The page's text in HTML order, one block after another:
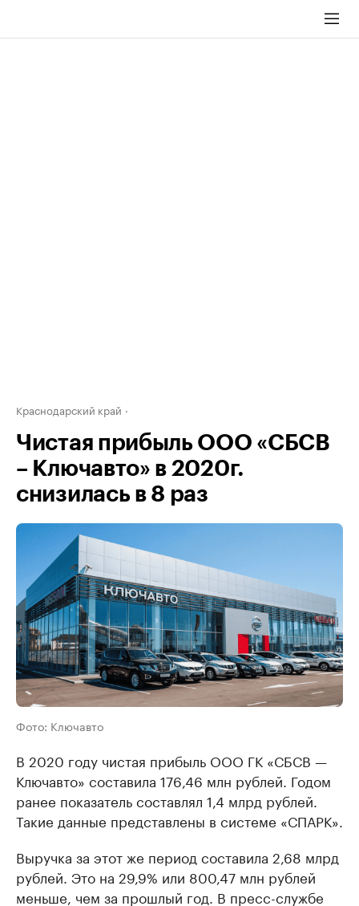
Краснодарский край
Чистая прибыль ООО «СБСВ
– Ключавто» в 2020г.
снизилась в 8 раз
Фото: Ключавто
В 2020 году чистая прибыль ООО ГК «СБСВ —
Ключавто» составила 176,46 млн рублей. Годом
ранее показатель составлял 1,4 млрд рублей.
Такие данные представлены в системе «СПАРК».
Выручка за этот же период составила 2,68 млрд
рублей. Это на 29,9% или 800,47 млн рублей
меньше, чем за прошлый год. В пресс-службе